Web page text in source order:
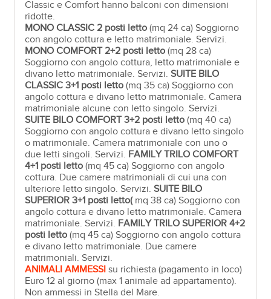
Classic e Comfort hanno balconi con dimensioni
ridotte.
MONO CLASSIC 2 posti letto (mq 24 ca) Soggiorno
con angolo cottura e letto matrimoniale. Servizi.
MONO COMFORT2+2 posti letto (mq 28 ca)
Soggiorno con angolo cottura, letto matrimoniale e
divano letto matrimoniale. Servizi.SUITE BILO
CLASSIC 3+1 posti letto (mq 35 ca) Soggiorno con
angolo cottura e divano letto matrimoniale. Camera
matrimoniale alcune con letto singolo. Servizi.
SUITE BILO COMFORT 3+2 posti letto (mq 40 ca)
Soggiorno con angolo cottura e divano letto singolo
o matrimoniale. Camera matrimoniale con uno o
due letti singoli. Servizi. FAMILY TRILO COMFORT
4+1 posti letto (mq 45 ca) Soggiorno con angolo
cottura. Due camere matrimoniali di cui una con
ulteriore letto singolo. Servizi.SUITE BILO
SUPERIOR 3+1 posti letto(mq 38 ca) Soggiorno con
angolo cottura e divano letto matrimoniale. Camera
matrimoniale. Servizi. FAMILY TRILO SUPERIOR 4+2
posti letto (mq 45 ca) Soggiorno con angolo cottura
e divano letto matrimoniale. Due camere
matrimoniali. Servizi.
ANIMALI AMMESSI su richiesta (pagamento in loco)
Euro 12 al giorno (max 1 animale ad appartamento).
Non ammessi in Stella del Mare.